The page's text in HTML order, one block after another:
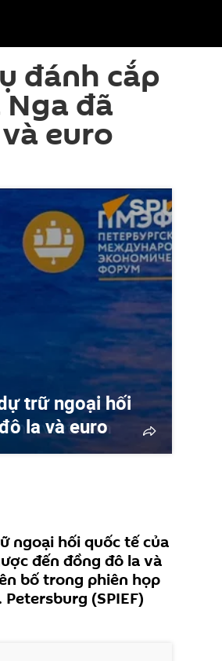
đánh cắp
đã
euro
trữ ngoại hối
la và euro
ngoại hối quốc tế của
đến đồng đô la và
bố trong phiên họp
(SPIEF)